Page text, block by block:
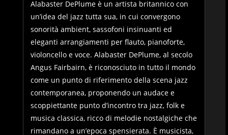
Alabaster DePlume è un artista britannico con
un’idea del jazz tutta sua, in cui convergono
sonorità ambient, sassofoni insinuanti ed
eleganti arrangiamenti per flauto, pianoforte,
violoncello e voce. Alabaster DePlume, al secolo
Angus Fairbairn, è riconosciuto in tutto il mondo
come un punto di riferimento della scena jazz
contemporanea, proponendo un audace e
scoppiettante punto d’incontro tra jazz, folk e
musica classica, ricco di melodie nostalgiche che
rimandano a un’epoca spensierata. È musicista,